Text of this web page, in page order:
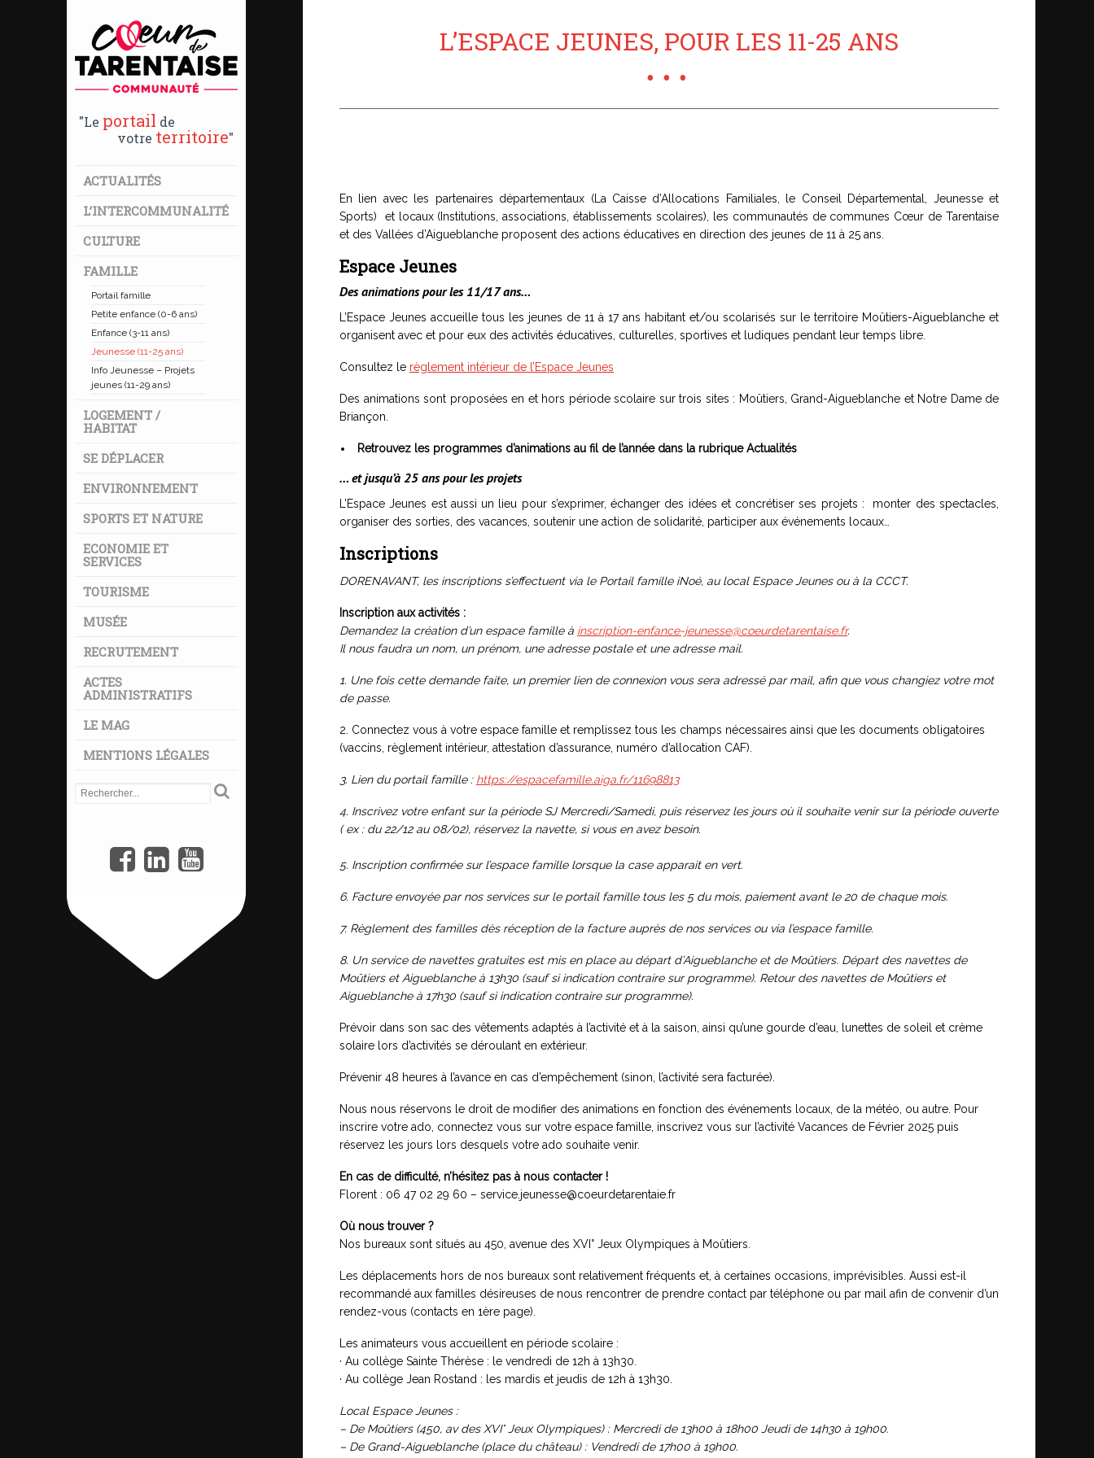
"Le portail de
votre territoire"
ACTUALITÉS
L’INTERCOMMUNALITÉ
CULTURE
FAMILLE
Portail famille
Petite enfance (0-6 ans)
Enfance (3-11 ans)
Jeunesse (11-25 ans)
Info Jeunesse – Projets
jeunes (11-29 ans)
LOGEMENT /
HABITAT
SE DÉPLACER
ENVIRONNEMENT
SPORTS ET NATURE
ECONOMIE ET
SERVICES
TOURISME
MUSÉE
RECRUTEMENT
ACTES
ADMINISTRATIFS
LE MAG
MENTIONS LÉGALES
L’ESPACE JEUNES, POUR LES 11-25 ANS
En lien avec les partenaires départementaux (La Caisse d’Allocations Familiales, le Conseil Départemental, Jeunesse et
Sports) et locaux (Institutions, associations, établissements scolaires), les communautés de communes Cœur de Tarentaise
et des Vallées d’Aigueblanche proposent des actions éducatives en direction des jeunes de 11 à 25 ans.
Espace Jeunes
Des animations pour les 11/17 ans…
L’Espace Jeunes accueille tous les jeunes de 11 à 17 ans habitant et/ou scolarisés sur le territoire Moûtiers-Aigueblanche et
organisent avec et pour eux des activités éducatives, culturelles, sportives et ludiques pendant leur temps libre.
Consultez le règlement intérieur de l’Espace Jeunes
Des animations sont proposées en et hors période scolaire sur trois sites : Moûtiers, Grand-Aigueblanche et Notre Dame de
Briançon.
Retrouvez les programmes d’animations au fil de l’année dans la rubrique Actualités
… et jusqu’à 25 ans pour les projets
L’Espace Jeunes est aussi un lieu pour s’exprimer, échanger des idées et concrétiser ses projets : monter des spectacles,
organiser des sorties, des vacances, soutenir une action de solidarité, participer aux événements locaux…
Inscriptions
DORENAVANT, les inscriptions s’effectuent via le Portail famille iNoé, au local Espace Jeunes ou à la CCCT.
Inscription aux activités :
Demandez la création d’un espace famille à inscription-enfance-jeunesse@coeurdetarentaise.fr.
Il nous faudra un nom, un prénom, une adresse postale et une adresse mail.
1. Une fois cette demande faite, un premier lien de connexion vous sera adressé par mail, afin que vous changiez votre mot
de passe.
2. Connectez vous à votre espace famille et remplissez tous les champs nécessaires ainsi que les documents obligatoires
(vaccins, règlement intérieur, attestation d’assurance, numéro d’allocation CAF).
3. Lien du portail famille : https://espacefamille.aiga.fr/11698813
4. Inscrivez votre enfant sur la période SJ Mercredi/Samedi, puis réservez les jours où il souhaite venir sur la période ouverte
( ex : du 22/12 au 08/02), réservez la navette, si vous en avez besoin.
5. Inscription confirmée sur l’espace famille lorsque la case apparait en vert.
6. Facture envoyée par nos services sur le portail famille tous les 5 du mois, paiement avant le 20 de chaque mois.
7. Règlement des familles dès réception de la facture auprès de nos services ou via l’espace famille.
8. Un service de navettes gratuites est mis en place au départ d’Aigueblanche et de Moûtiers. Départ des navettes de
Moûtiers et Aigueblanche à 13h30 (sauf si indication contraire sur programme). Retour des navettes de Moûtiers et
Aigueblanche à 17h30 (sauf si indication contraire sur programme).
Prévoir dans son sac des vêtements adaptés à l’activité et à la saison, ainsi qu’une gourde d’eau, lunettes de soleil et crème
solaire lors d’activités se déroulant en extérieur.
Prévenir 48 heures à l’avance en cas d’empêchement (sinon, l’activité sera facturée).
Nous nous réservons le droit de modifier des animations en fonction des événements locaux, de la météo, ou autre. Pour
inscrire votre ado, connectez vous sur votre espace famille, inscrivez vous sur l’activité Vacances de Février 2025 puis
réservez les jours lors desquels votre ado souhaite venir.
En cas de difficulté, n’hésitez pas à nous contacter !
Florent : 06 47 02 29 60 – service.jeunesse@coeurdetarentaie.fr
Où nous trouver ?
Nos bureaux sont situés au 450, avenue des XVI° Jeux Olympiques à Moûtiers.
Les déplacements hors de nos bureaux sont relativement fréquents et, à certaines occasions, imprévisibles. Aussi est-il
recommandé aux familles désireuses de nous rencontrer de prendre contact par téléphone ou par mail afin de convenir d’un
rendez-vous (contacts en 1ère page).
Les animateurs vous accueillent en période scolaire :
· Au collège Sainte Thérèse : le vendredi de 12h à 13h30.
· Au collège Jean Rostand : les mardis et jeudis de 12h à 13h30.
Local Espace Jeunes :
– De Moûtiers (450, av des XVI° Jeux Olympiques) : Mercredi de 13h00 à 18h00 Jeudi de 14h30 à 19h00.
– De Grand-Aigueblanche (place du château) : Vendredi de 17h00 à 19h00.